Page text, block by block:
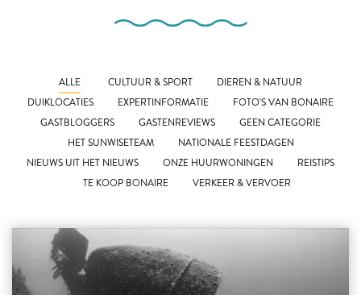
ALLE CULTUUR & SPORT
DIEREN & NATUUR
DUIKLOCATIES
EXPERTINFORMATIE
FOTO'S VAN BONAIRE
GASTBLOGGERS
GASTENREVIEWS
GEEN CATEGORIE
HET SUNWISETEAM
NATIONALE FEESTDAGEN
NIEUWS UIT HET NIEUWS
ONZE HUURWONINGEN
REISTIPS
TE KOOP BONAIRE
VERKEER & VERVOER